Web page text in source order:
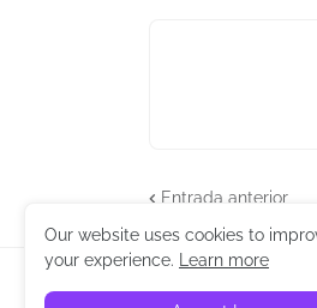
Entrada anterior
Our website uses cookies to
your experience.
Learn more